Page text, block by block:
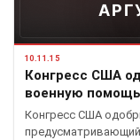
10.11.15
Конгресс США
военную
Конгресс США